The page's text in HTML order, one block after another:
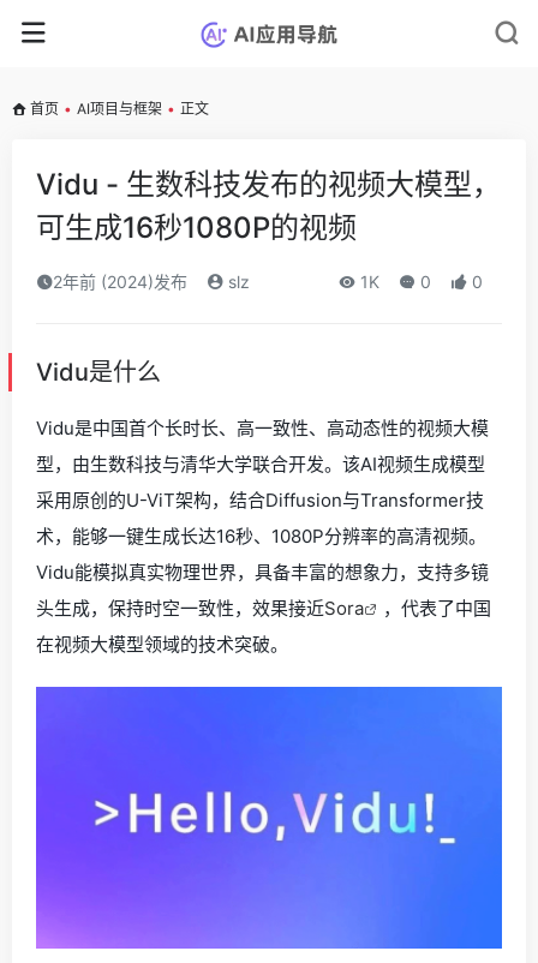
首页 • AI项目与框架 • 正文
Vidu - 生数科技发布的视频大模型，
可生成16秒1080P的视频
2年前 (2024)发布 slz 1K 0 0
Vidu是什么
Vidu是中国首个长时长、高一致性、高动态性的视频大模
型，由生数科技与清华大学联合开发。该AI视频生成模型
采用原创的U-ViT架构，结合Diffusion与Transformer技
术，能够一键生成长达16秒、1080P分辨率的高清视频。
Vidu能模拟真实物理世界，具备丰富的想象力，支持多镜
头生成，保持时空一致性，效果接近Sora
，代表了中国
在视频大模型领域的技术突破。